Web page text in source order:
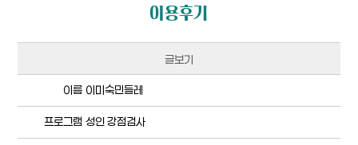
이용후기
글보기
이름 이미숙민들레
프로그램 성인 강점검사